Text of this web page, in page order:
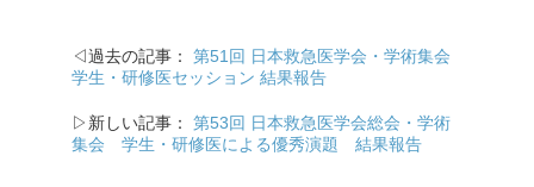
o
o
k
◁過去の記事： 第51回 日本救急医学会・学術集会
学生・研修医セッション 結果報告
▷新しい記事： 第53回 日本救急医学会総会・学術
集会 学生・研修医による優秀演題 結果報告